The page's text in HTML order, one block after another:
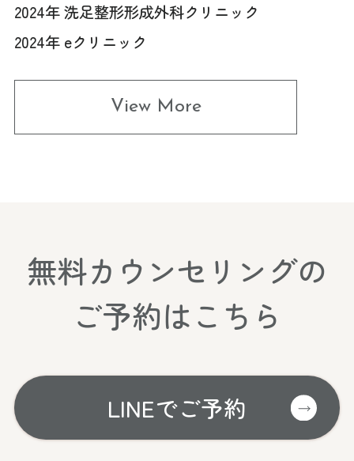
2024年 洗足整形形成外科クリニック
2024年 eクリニック
View More
無料カウンセリングの
ご予約はこちら
LINEでご予約